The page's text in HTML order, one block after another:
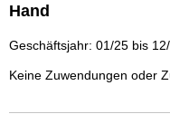
Hand
Geschäftsjahr: 01/25 bis
Keine Zuwendungen oder